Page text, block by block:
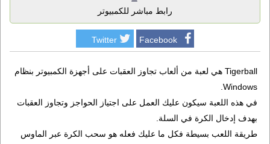
رابط مباشر للكمبيوتر
Facebook
Twitter
Tigerball هي لعبة من ألعاب تجاوز العقبات على أجهزة الكمبيوتر بنظام
Windows.
في هذه اللعبة سيكون عليك العمل على اجتياز الحواجز وتجاوز العقبات
بهدف إدخال الكرة في السلة.
طريقة اللعب بسيطة فكل ما عليك فعله هو سحب الكرة عبر الماوس